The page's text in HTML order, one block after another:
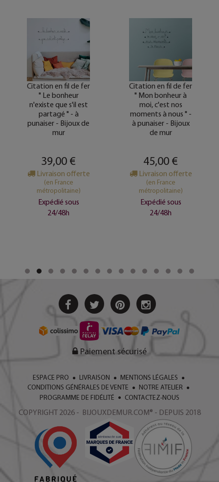
Citation en fil de fer
" Le bonheur
n'existe que s'il est
partagé " - à
punaiser - Bijoux de
mur
39,00 €
Livraison offerte
(en France
métropolitaine)
Expédié sous
24/48h
Citation en fil de fer
" Mon bonheur à
moi, c'est nos
moments à nous " -
à punaiser - Bijoux
de mur
45,00 €
Livraison offerte
(en France
métropolitaine)
Expédié sous
24/48h
Paiement sécurisé
ESPACE PRO LIVRAISON
MENTIONS LÉGALES
CONDITIONS GÉNÉRALES DE VENTE
NOTRE ATELIER
PROGRAMME DE FIDÉLITÉ
CONTACTEZ-NOUS
COPYRIGHT 2026 - BIJOUXDEMUR.COM® - DEPUIS 2018